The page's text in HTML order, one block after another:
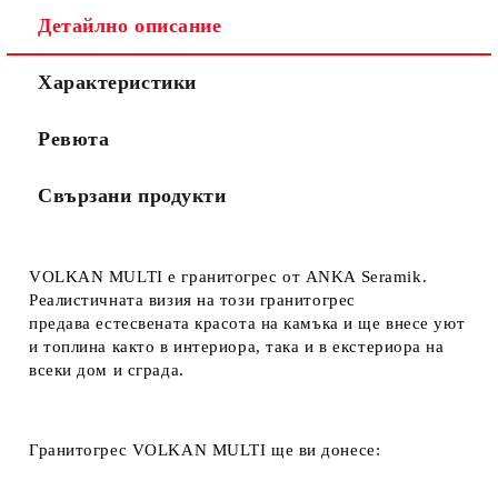
Детайлно описание
Характеристики
Ревюта
Свързани продукти
VOLKAN MULTI е гранитогрес от ANKA Seramik.
Реалистичната визия на този гранитогрес
предава естесвената красота на камъка и ще внесе уют
и топлина както в интериора, така и в екстериора на
всеки дом и сграда.
Гранитогрес VOLKAN MULTI ще ви донесе: